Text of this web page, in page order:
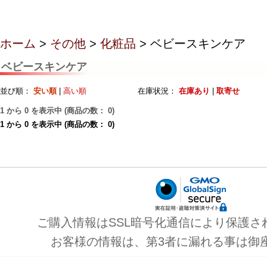
ホーム > その他 > 化粧品 > ベビースキンケア
ベビースキンケア
並び順： 安い順| 高い順 在庫状況： 在庫あり 取寄せ
1 から 0 を表示中 (商品の数： 0)
1 から 0 を表示中 (商品の数： 0)
ご購入情報はSSL暗号化通信により保護さ
お客様の情報は、第3者に漏れる事は御